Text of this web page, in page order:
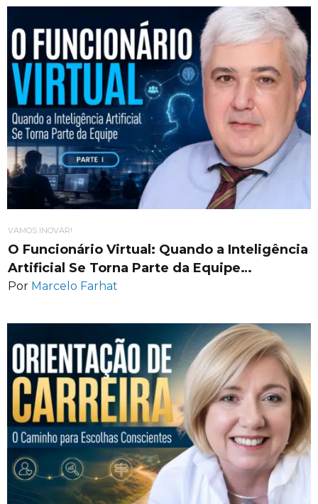
VAMOS INOVAR!
O Funcionário Virtual: Quando a Inteligência
Artificial Se Torna Parte da Equipe…
Por Marcelo Farhat